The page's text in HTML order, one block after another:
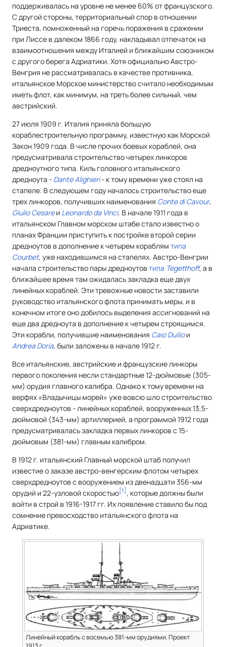
поддерживалась на уровне не менее 60% от французского.
С другой стороны, территориальный спор в отношении
Триеста, помноженный на горечь поражения в сражении
при Лиссе в далеком 1866 году, накладывал отпечаток на
взаимоотношения между Италией и ближайшим союзником
с другого берега Адриатики. Хотя официально Австро-
Венгрия не рассматривалась в качестве противника,
итальянское Морское министерство считало необходимым
иметь флот, как минимум, на треть более сильный, чем
австрийский.
27 июля 1909 г. Италия приняла большую
кораблестроительную программу, известную как Морской
Закон 1909 года. В числе прочих боевых кораблей, она
предусматривала строительство четырех линкоров
дредноутного типа. Киль головного итальянского
дредноута - Dante Alighieri- к тому времени уже стоял на
стапеле. В следующем году началось строительство еще
трех линкоров, получивших наименования Conte di Cavour,
Giulio Cesareи Leonardo da Vinci. В начале 1911 года в
итальянском Главном морском штабе стало известно о
планах Франции приступить к постройке второй серии
дредноутов в дополнение к четырем кораблям типа
Courbet, уже находившимся на стапелях. Австро-Венгрии
начала строительство пары дредноутов типа Tegetthoff, а в
ближайшее время там ожидалась закладка еще двух
линейных кораблей. Эти тревожные новости заставили
руководство итальянского флота принимать меры, и в
конечном итоге оно добилось выделения ассигнований на
еще два дредноута в дополнение к четырем строящимся.
Эти корабли, получившие наименования Caio Duilioи
Andrea Doria, были заложены в начале 1912 г.
Все итальянские, австрийские и французские линкоры
первого поколения несли стандартные 12-дюймовые (305-
мм) орудия главного калибра. Однако к тому времени на
верфях «Владычицы морей» уже вовсю шло строительство
сверхдредноутов - линейных кораблей, вооруженных 13,5-
дюймовой (343-мм) артиллерией, а программой 1912 года
предусматривалась закладка первых линкоров с 15-
дюймовым (381-мм) главным калибром.
В 1912 г. итальянский Главный морской штаб получил
известие о заказе австро-венгерским флотом четырех
сверхдредноутов с вооружением из двенадцати 356-мм
орудий и 22-узловой скоростью[1] , которые должны были
войти в строй в 1916-1917 гг. Их появление ставило бы под
сомнение превосходство итальянского флота на
Адриатике.
Линейный корабль с восемью 381-мм орудиями. Проект